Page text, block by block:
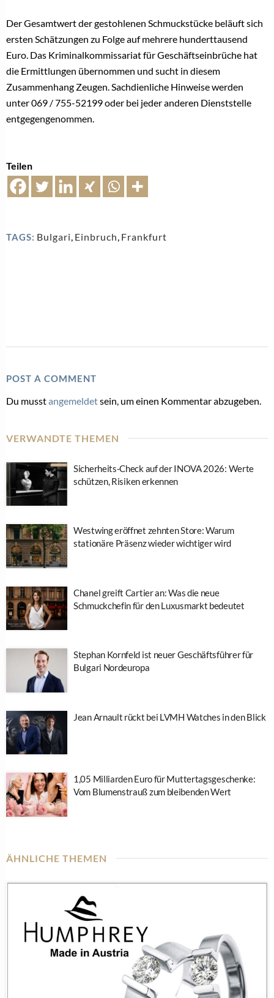
Der Gesamtwert der gestohlenen Schmuckstücke beläuft sich
ersten Schätzungen zu Folge auf mehrere hunderttausend
Euro. Das Kriminalkommissariat für Geschäftseinbrüche hat
die Ermittlungen übernommen und sucht in diesem
Zusammenhang Zeugen. Sachdienliche Hinweise werden
unter 069 / 755-52199 oder bei jeder anderen Dienststelle
entgegengenommen.
Teilen
TAGS: Bulgari, Einbruch, Frankfurt
POST A COMMENT
Du musstangemeldetsein, um einen Kommentar abzugeben.
VERWANDTE THEMEN
Sicherheits-Check auf der INOVA 2026: Werte
schützen, Risiken erkennen
Westwing eröffnet zehnten Store: Warum
stationäre Präsenz wieder wichtiger wird
Chanel greift Cartier an: Was die neue
Schmuckchefin für den Luxusmarkt bedeutet
Stephan Kornfeld ist neuer Geschäftsführer für
Bulgari Nordeuropa
Jean Arnault rückt bei LVMH Watches in den Blick
1,05 Milliarden Euro für Muttertagsgeschenke:
Vom Blumenstrauß zum bleibenden Wert
ÄHNLICHE THEMEN